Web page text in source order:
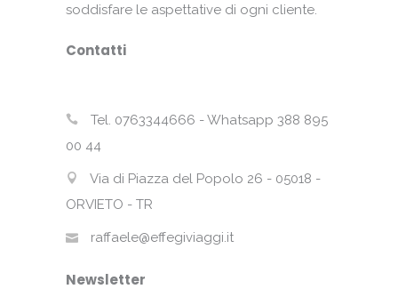
soddisfare le aspettative di ogni cliente.
Contatti
Tel. 0763344666 - Whatsapp 388 895
00 44
Via di Piazza del Popolo 26 - 05018 -
ORVIETO - TR
raffaele@effegiviaggi.it
Newsletter